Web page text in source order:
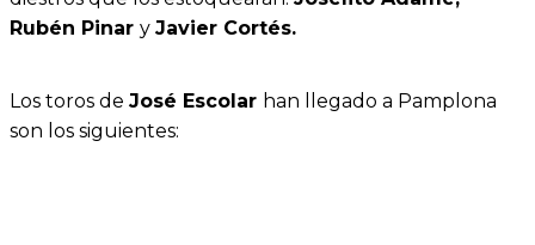
Rubén Pinar y Javier Cortés.
Los toros de José Escolar han llegado a Pamplona
son los siguientes: